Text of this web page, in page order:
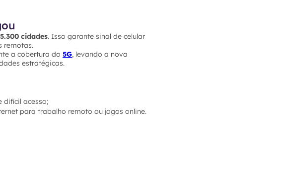
5.300 cidades. Isso garante sinal de celular
remotas.
a cobertura do 5G, levando a nova
estratégicas.
difícil acesso;
para trabalho remoto ou jogos online.